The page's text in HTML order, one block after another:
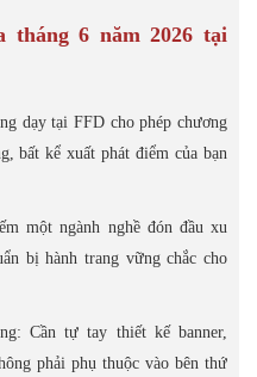
tháng 6 năm 2026 tại
dạy tại FFD cho phép chương
bất kể xuất phát điểm của bạn
một ngành nghề đón đầu xu
bị hành trang vững chắc cho
Cần tự tay thiết kế banner,
phải phụ thuộc vào bên thứ